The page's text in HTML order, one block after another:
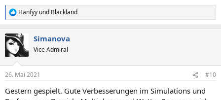
R
e
k
t
i
e
:
Hanfyy und Blackland
Simanova
Vice Admiral
26. Mai 2021 #10
Gestern gespielt. Gute Verbesserungen im Simulations und